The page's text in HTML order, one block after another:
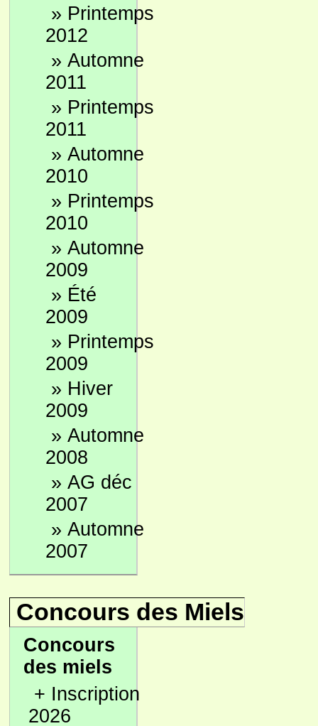
» Printemps
2012
» Automne
2011
» Printemps
2011
» Automne
2010
» Printemps
2010
» Automne
2009
» Été
2009
» Printemps
2009
» Hiver
2009
» Automne
2008
» AG déc
2007
» Automne
2007
Concours des Miels
Concours
des miels
+ Inscription
2026